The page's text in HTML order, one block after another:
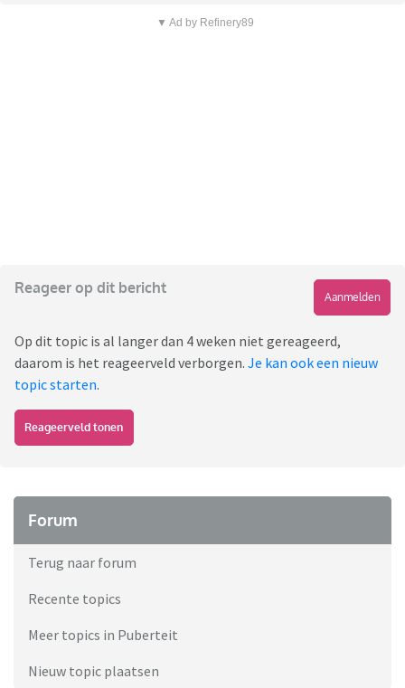
▼ Ad by Refinery89
Reageer op dit bericht
Aanmelden
Op dit topic is al langer dan 4 weken niet gereageerd,
daarom is het reageerveld verborgen. Je kan ook een nieuw
topic starten.
Reageerveld tonen
Forum
Terug naar forum
Recente topics
Meer topics in Puberteit
Nieuw topic plaatsen